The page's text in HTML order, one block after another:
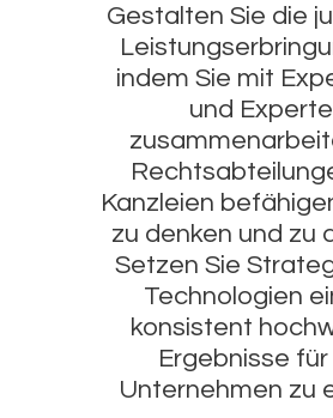
Gestalten Sie die
indem Sie mit
und
Kanzleien
zu denken und zu
Setzen Sie
Technologien
konsistent
Ergebnisse
Unternehmen zu